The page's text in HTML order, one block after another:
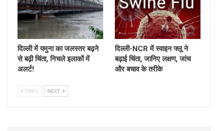
दिल्ली में यमुना का जलस्तर बढ़ने
से बढ़ी चिंता, निचले इलाकों में
अलर्ट!
दिल्ली-NCR में स्वाइन फ्लू ने
बढ़ाई चिंता, जानिए लक्षण, जांच
और बचाव के तरीके
PREV NEXT